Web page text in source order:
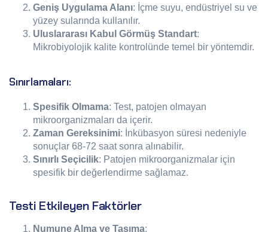
Geniş Uygulama Alanı: İçme suyu, endüstriyel su ve
yüzey sularında kullanılır.
Uluslararası Kabul Görmüş Standart:
Mikrobiyolojik kalite kontrolünde temel bir yöntemdir.
Sınırlamaları:
Spesifik Olmama: Test, patojen olmayan
mikroorganizmaları da içerir.
Zaman Gereksinimi: İnkübasyon süresi nedeniyle
sonuçlar 68-72 saat sonra alınabilir.
Sınırlı Seçicilik: Patojen mikroorganizmalar için
spesifik bir değerlendirme sağlamaz.
Testi Etkileyen Faktörler
Numune Alma ve Taşıma: